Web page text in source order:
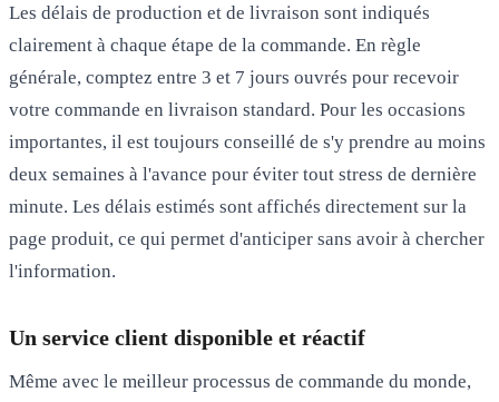
Les délais de production et de livraison sont indiqués
clairement à chaque étape de la commande. En règle
générale, comptez entre 3 et 7 jours ouvrés pour recevoir
votre commande en livraison standard. Pour les occasions
importantes, il est toujours conseillé de s'y prendre au moins
deux semaines à l'avance pour éviter tout stress de dernière
minute. Les délais estimés sont affichés directement sur la
page produit, ce qui permet d'anticiper sans avoir à chercher
l'information.
Un service client disponible et réactif
Même avec le meilleur processus de commande du monde,